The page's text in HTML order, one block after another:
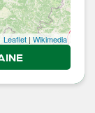
Leaflet | Wikimedia